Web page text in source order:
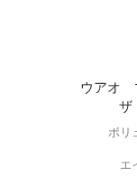
ウアオ
ザ
ボリ
エ